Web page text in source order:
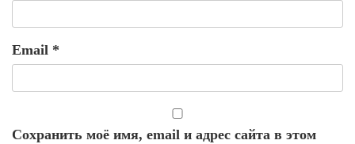
Email *
Сохранить моё имя, email и адрес сайта в этом